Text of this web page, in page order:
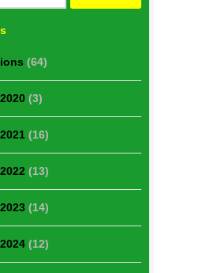
(64)
(3)
(16)
(13)
(14)
(12)